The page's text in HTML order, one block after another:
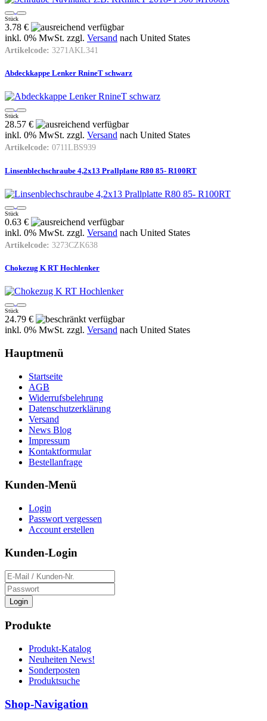
Stück
3.78 €
inkl. 0% MwSt. zzgl. Versand nach United States
Artikelcode: 3271AKL341
Abdeckkappe Lenker RnineT schwarz
Stück
28.57 €
inkl. 0% MwSt. zzgl. Versand nach United States
Artikelcode: 0711LBS939
Linsenblechschraube 4,2x13 Prallplatte R80 85- R100RT
Stück
0.63 €
inkl. 0% MwSt. zzgl. Versand nach United States
Artikelcode: 3273CZK638
Chokezug K RT Hochlenker
Stück
24.79 €
inkl. 0% MwSt. zzgl. Versand nach United States
Hauptmenü
Startseite
AGB
Widerrufsbelehrung
Datenschutzerklärung
Versand
News Blog
Impressum
Kontaktformular
Bestellanfrage
Kunden-Menü
Login
Passwort vergessen
Account erstellen
Kunden-Login
Login
Produkte
Produkt-Katalog
Neuheiten News!
Sonderposten
Produktsuche
Shop-Navigation